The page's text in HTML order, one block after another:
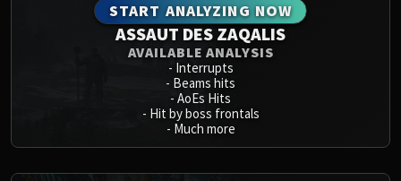
START ANALYZING NOW
ASSAUT DES ZAQALIS
AVAILABLE ANALYSIS
- Interrupts
- Beams hits
- AoEs Hits
- Hit by boss frontals
- Much more